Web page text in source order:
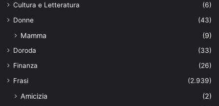
Cultura e Letteratura
(6)
Donne
(43)
Mamma (9)
Doroda
(33)
Finanza
(26)
Frasi
(2.939)
Amicizia
(2)